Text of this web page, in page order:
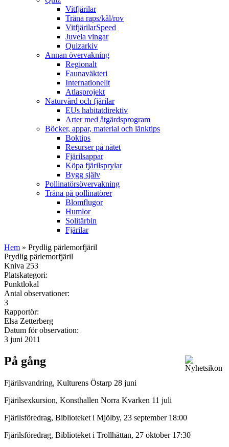
Vitfjärilar
Träna raps/kål/rov
VitfjärilarSpeed
Juvela vingar
Quizarkiv
Annan övervakning
Regionalt
Faunaväkteri
Internationellt
Atlasprojekt
Naturvård och fjärilar
EUs habitatdirektiv
Arter med åtgärdsprogram
Böcker, appar, material och länktips
Boktips
Resurser på nätet
Fjärilsappar
Köpa fjärilsprylar
Bygg själv
Pollinatörsövervakning
Träna på pollinatörer
Blomflugor
Humlor
Solitärbin
Fjärilar
Hem » Prydlig pärlemorfjäril
Prydlig pärlemorfjäril
Kniva 253
Platskategori:
Punktlokal
Antal observationer:
3
Rapportör:
Elsa Zetterberg
Datum för observation:
3 juni 2011
På gång
Fjärilsvandring, Kulturens Östarp 28 juni
Fjärilsexkursion, Konsthallen Norra Kvarken 11 juli
Fjärilsföredrag, Biblioteket i Mjölby, 23 september 18:00
Fjärilsföredrag, Biblioteket i Trollhättan, 27 oktober 17:30